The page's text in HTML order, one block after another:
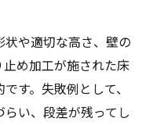
の優先順位付けの
ームの工夫とは
立つリフォーム対
や適切な高さ、壁の
め加工が施された床
す。失敗例として、
い、段差が残ってし